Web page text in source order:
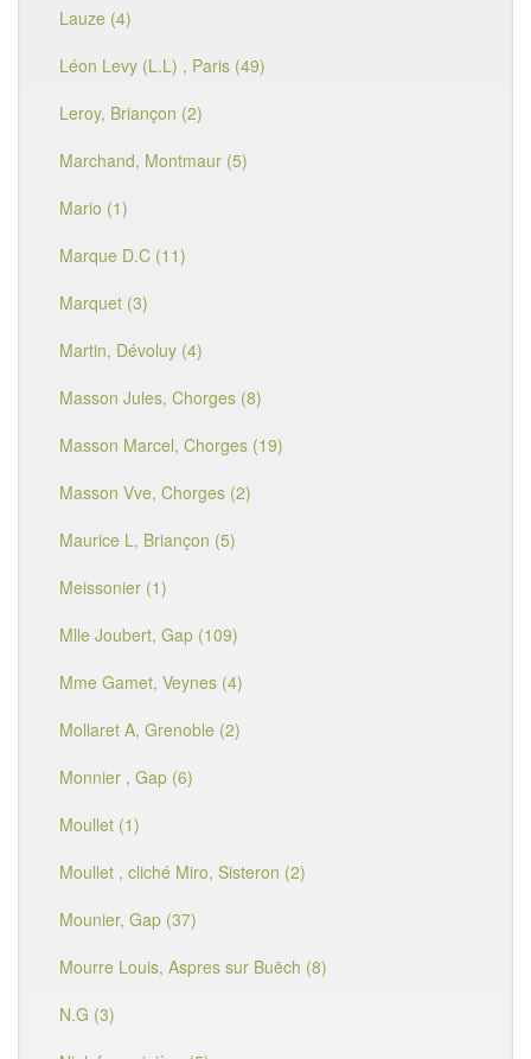
Lauze (4)
Léon Levy (L.L) , Paris (49)
Leroy, Briançon (2)
Marchand, Montmaur (5)
Mario (1)
Marque D.C (11)
Marquet (3)
Martin, Dévoluy (4)
Masson Jules, Chorges (8)
Masson Marcel, Chorges (19)
Masson Vve, Chorges (2)
Maurice L, Briançon (5)
Meissonier (1)
Mlle Joubert, Gap (109)
Mme Gamet, Veynes (4)
Mollaret A, Grenoble (2)
Monnier , Gap (6)
Moullet (1)
Moullet , cliché Miro, Sisteron (2)
Mounier, Gap (37)
Mourre Louis, Aspres sur Buëch (8)
N.G (3)